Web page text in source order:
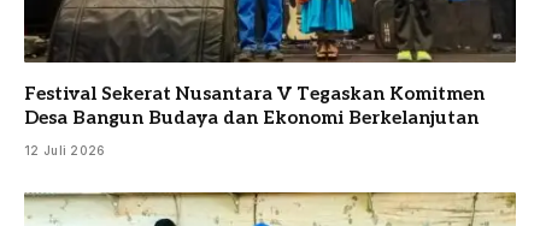
Festival Sekerat Nusantara V Tegaskan Komitmen
Desa Bangun Budaya dan Ekonomi Berkelanjutan
12 Juli 2026